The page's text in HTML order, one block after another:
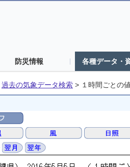
防災情報 各種データ・
過去の気象データ検索 > １時間ごとの